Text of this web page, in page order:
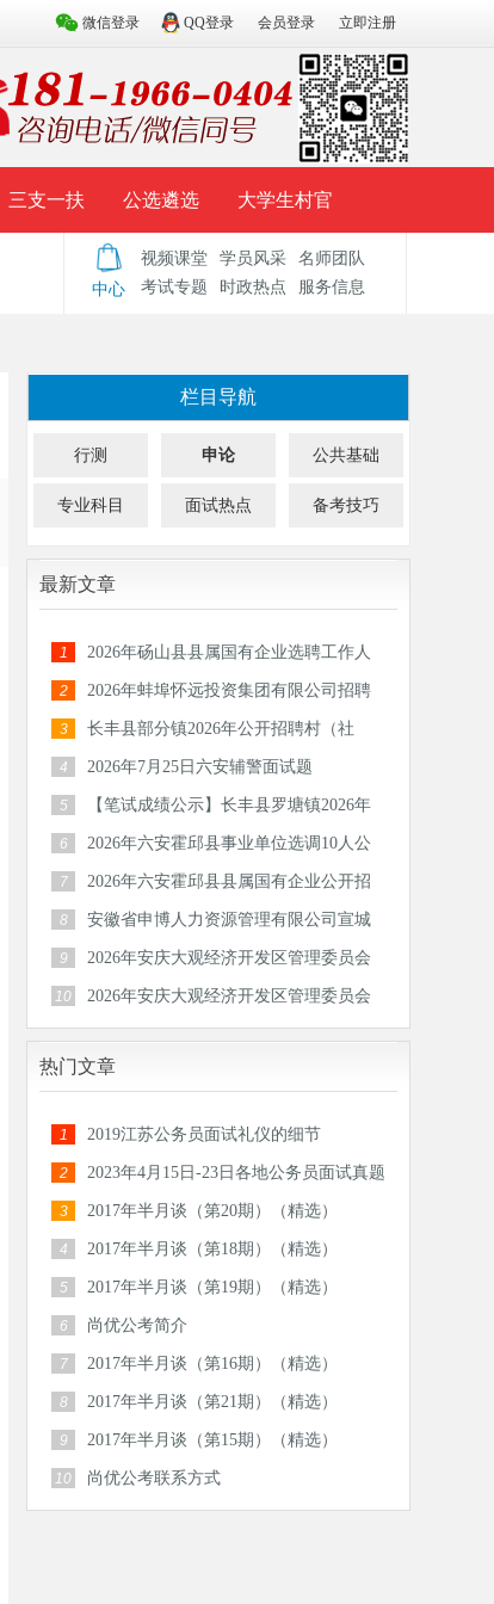
微信登录 QQ登录 会员登录 立即注册
三支一扶 公选遴选 大学生村官
辅导资料 历年真题 模拟试题
中心
视频课堂 学员风采
名师团队
考试专题
时政热点 服务信息
栏目导航
行测 申论 公共基础
专业科目 面试热点 备考技巧
最新文章
1
2026年砀山县县属国有企业选聘工作人
员公告
2
2026年蚌埠怀远投资集团有限公司招聘
30人公
3
长丰县部分镇2026年公开招聘村（社
区）后备
4 2026年7月25日六安辅警面试题
5
【笔试成绩公示】长丰县罗塘镇2026年
公开招
6
2026年六安霍邱县事业单位选调10人公
告
7
2026年六安霍邱县县属国有企业公开招
聘工作
8
安徽省申博人力资源管理有限公司宣城
分公司
9
2026年安庆大观经济开发区管理委员会
公开招
10
2026年安庆大观经济开发区管理委员会
公开招
热门文章
1 2019江苏公务员面试礼仪的细节
2
2023年4月15日-23日各地公务员面试真题
汇总
3 2017年半月谈（第20期）（精选）
4 2017年半月谈（第18期）（精选）
5 2017年半月谈（第19期）（精选）
6 尚优公考简介
7 2017年半月谈（第16期）（精选）
8 2017年半月谈（第21期）（精选）
9 2017年半月谈（第15期）（精选）
10 尚优公考联系方式